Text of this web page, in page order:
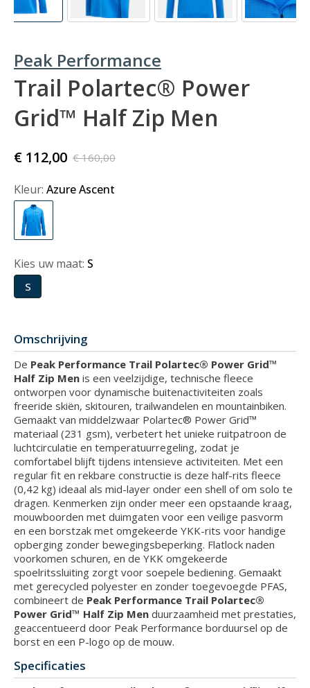
Peak Performance
Trail Polartec® Power
Grid™ Half Zip Men
€ 160,00
€ 112,00
Kleur: Azure Ascent
Kies uw maat: S
S
Omschrijving
De Peak Performance Trail Polartec® Power Grid™
Half Zip Men is een veelzijdige, technische fleece
ontworpen voor dynamische buitenactiviteiten zoals
freeride skiën, skitouren, trailwandelen en mountainbiken.
Gemaakt van middelzwaar Polartec® Power Grid™
materiaal (231 gsm), verbetert het unieke ruitpatroon de
luchtcirculatie en temperatuurregeling, zodat je
comfortabel blijft tijdens intensieve activiteiten. Met een
regular fit en rekbare constructie is deze half-rits fleece
(0,42 kg) ideaal als mid-layer onder een shell of om solo te
dragen. Kenmerken zijn onder meer een opstaande kraag,
mouwboorden met duimgaten voor een veilige pasvorm
en een borstzak met omgekeerde YKK-rits voor handige
opberging zonder bewegingsbeperking. Flatlock naden
voorkomen schuren, en de YKK omgekeerde
spoelritssluiting zorgt voor soepele bediening. Gemaakt
met gerecycled polyester en zonder toegevoegde PFAS,
combineert de Peak Performance Trail Polartec®
Power Grid™ Half Zip Men duurzaamheid met prestaties,
geaccentueerd door Peak Performance borduursel op de
borst en een P-logo op de mouw.
Specificaties